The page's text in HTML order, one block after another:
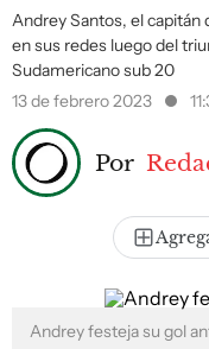
Andrey Santos, el capitán
en sus redes luego del
Sudamericano sub 20
13 de febrero 2023
Por
Andrey festeja su gol